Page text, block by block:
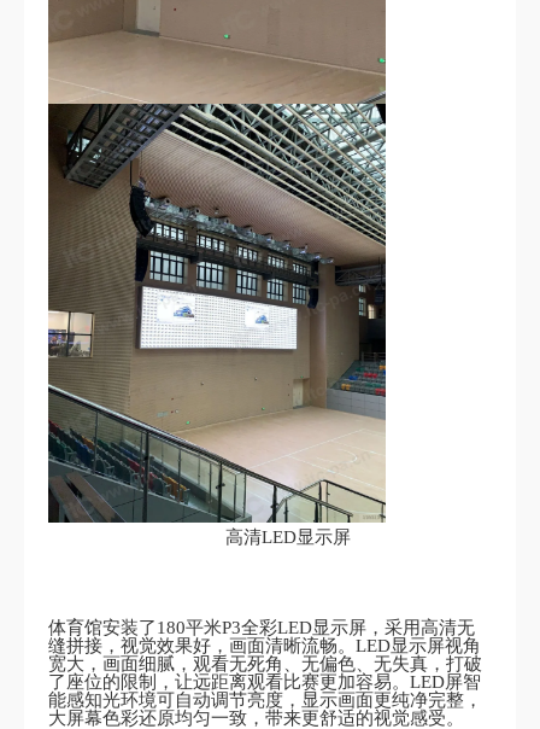
高清LED显示屏
体育馆安装了180平米P3全彩LED显示屏，采用高清无
缝拼接，视觉效果好，画面清晰流畅。LED显示屏视角
宽大，画面细腻，观看无死角、无偏色、无失真，打破
了座位的限制，让远距离观看比赛更加容易。LED屏智
能感知光环境可自动调节亮度，显示画面更纯净完整，
大屏幕色彩还原均匀一致，带来更舒适的视觉感受。